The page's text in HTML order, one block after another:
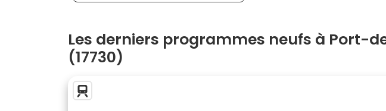
Les derniers programmes neufs à Port-
(17730)